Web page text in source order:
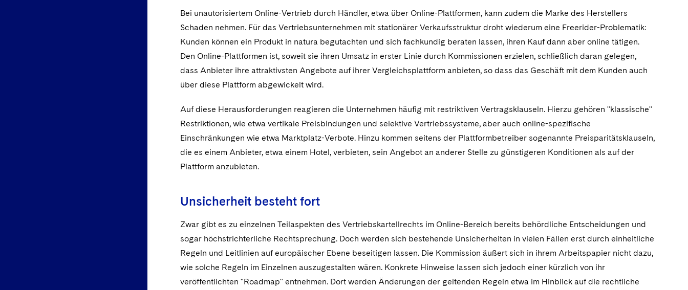
Bei unautorisiertem Online-Vertrieb durch Händler, etwa über Online-Plattformen, kann zudem die Marke des Herstellers
Schaden nehmen. Für das Vertriebsunternehmen mit stationärer Verkaufsstruktur droht wiederum eine Freerider-Problematik:
Kunden können ein Produkt in natura begutachten und sich fachkundig beraten lassen, ihren Kauf dann aber online tätigen.
Den Online-Plattformen ist, soweit sie ihren Umsatz in erster Linie durch Kommissionen erzielen, schließlich daran gelegen,
dass Anbieter ihre attraktivsten Angebote auf ihrer Vergleichsplattform anbieten, so dass das Geschäft mit dem Kunden auch
über diese Plattform abgewickelt wird.
Auf diese Herausforderungen reagieren die Unternehmen häufig mit restriktiven Vertragsklauseln. Hierzu gehören "klassische"
Restriktionen, wie etwa vertikale Preisbindungen und selektive Vertriebssysteme, aber auch online-spezifische
Einschränkungen wie etwa Marktplatz-Verbote. Hinzu kommen seitens der Plattformbetreiber sogenannte Preisparitätsklauseln,
die es einem Anbieter, etwa einem Hotel, verbieten, sein Angebot an anderer Stelle zu günstigeren Konditionen als auf der
Plattform anzubieten.
Unsicherheit besteht fort
Zwar gibt es zu einzelnen Teilaspekten des Vertriebskartellrechts im Online-Bereich bereits behördliche Entscheidungen und
sogar höchstrichterliche Rechtsprechung. Doch werden sich bestehende Unsicherheiten in vielen Fällen erst durch einheitliche
Regeln und Leitlinien auf europäischer Ebene beseitigen lassen. Die Kommission äußert sich in ihrem Arbeitspapier nicht dazu,
wie solche Regeln im Einzelnen auszugestalten wären. Konkrete Hinweise lassen sich jedoch einer kürzlich von ihr
veröffentlichten "Roadmap" entnehmen. Dort werden Änderungen der geltenden Regeln etwa im Hinblick auf die rechtliche